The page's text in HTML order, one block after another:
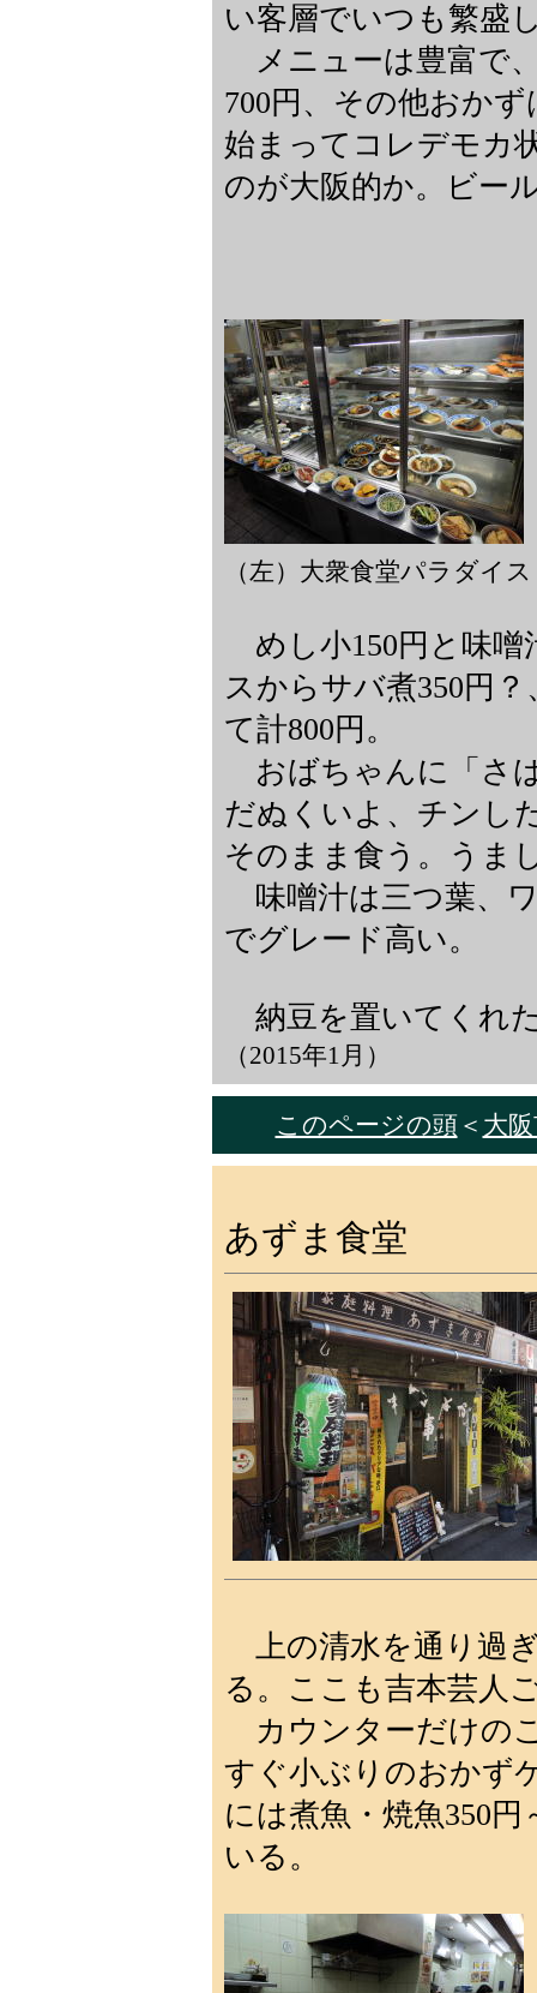
い客層でいつも繁盛
メニューは豊富で、
700円、その他おか
始まってコレデモカ
のが大阪的か。ビー
（左）大衆食堂パラダ
めし小150円と味噌
スからサバ煮350円
て計800円。
おばちゃんに「さ
だぬくいよ、チンし
そのまま食う。うま
味噌汁は三つ葉、
でグレード高い。
納豆を置いてくれ
（2015年1月）
このページの頭＜ 大
あずま食堂
上の清水を通り過
る。ここも吉本芸人
カウンターだけの
すぐ小ぶりのおかず
には煮魚・焼魚350
いる。